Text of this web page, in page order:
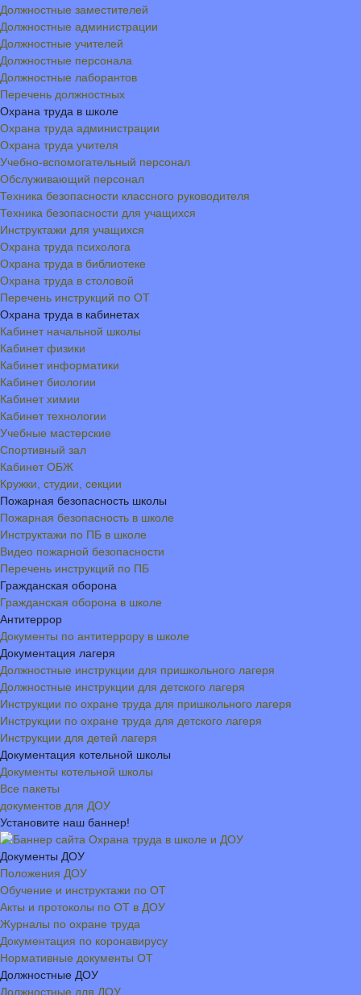
Должностные заместителей
Должностные администрации
Должностные учителей
Должностные персонала
Должностные лаборантов
Перечень должностных
Охрана труда в школе
Охрана труда администрации
Охрана труда учителя
Учебно-вспомогательный персонал
Обслуживающий персонал
Техника безопасности классного руководителя
Техника безопасности для учащихся
Инструктажи для учащихся
Охрана труда психолога
Охрана труда в библиотеке
Охрана труда в столовой
Перечень инструкций по ОТ
Охрана труда в кабинетах
Кабинет начальной школы
Кабинет физики
Кабинет информатики
Кабинет биологии
Кабинет химии
Кабинет технологии
Учебные мастерские
Спортивный зал
Кабинет ОБЖ
Кружки, студии, секции
Пожарная безопасность школы
Пожарная безопасность в школе
Инструктажи по ПБ в школе
Видео пожарной безопасности
Перечень инструкций по ПБ
Гражданская оборона
Гражданская оборона в школе
Антитеррор
Документы по антитеррору в школе
Документация лагеря
Должностные инструкции для пришкольного лагеря
Должностные инструкции для детского лагеря
Инструкции по охране труда для пришкольного лагеря
Инструкции по охране труда для детского лагеря
Инструкции для детей лагеря
Документация котельной школы
Документы котельной школы
Все пакеты
документов для ДОУ
Установите наш баннер!
Документы ДОУ
Положения ДОУ
Обучение и инструктажи по ОТ
Акты и протоколы по ОТ в ДОУ
Журналы по охране труда
Документация по коронавирусу
Нормативные документы ОТ
Должностные ДОУ
Должностные для ДОУ